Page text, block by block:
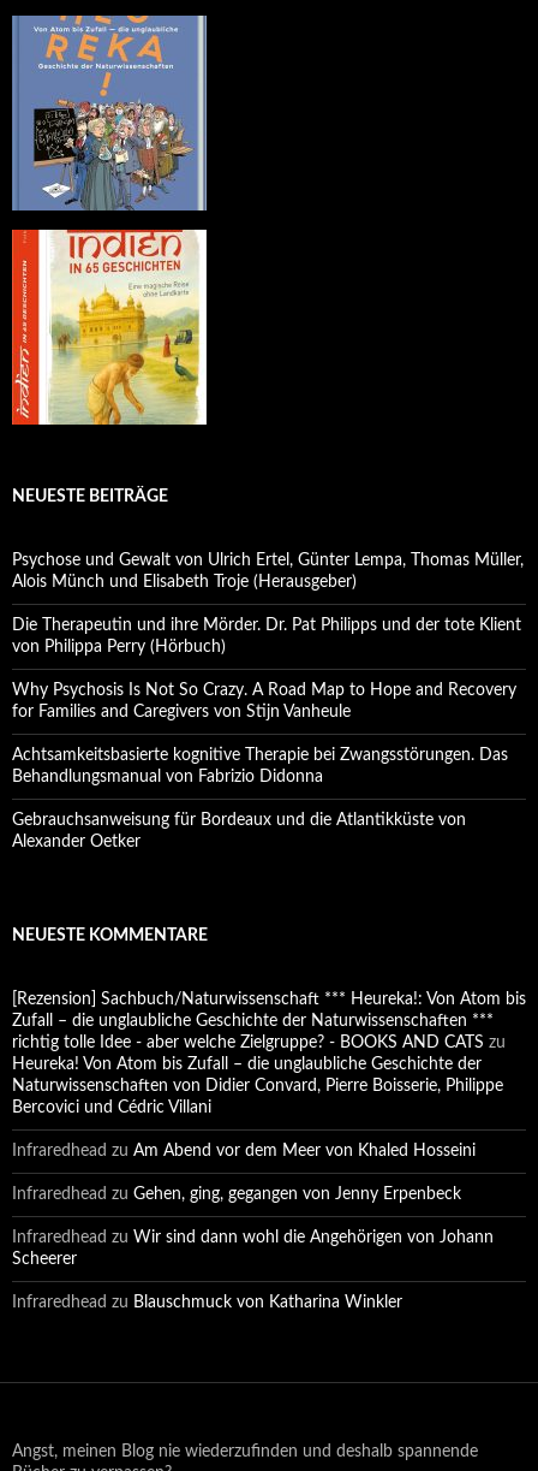
NEUESTE BEITRÄGE
Psychose und Gewalt von Ulrich Ertel, Günter Lempa, Thomas Müller,
Alois Münch und Elisabeth Troje (Herausgeber)
Die Therapeutin und ihre Mörder. Dr. Pat Philipps und der tote Klient
von Philippa Perry (Hörbuch)
Why Psychosis Is Not So Crazy. A Road Map to Hope and Recovery
for Families and Caregivers von Stijn Vanheule
Achtsamkeitsbasierte kognitive Therapie bei Zwangsstörungen. Das
Behandlungsmanual von Fabrizio Didonna
Gebrauchsanweisung für Bordeaux und die Atlantikküste von
Alexander Oetker
NEUESTE KOMMENTARE
[Rezension] Sachbuch/Naturwissenschaft *** Heureka!: Von Atom bis
Zufall – die unglaubliche Geschichte der Naturwissenschaften ***
richtig tolle Idee - aber welche Zielgruppe? - BOOKS AND CATS zu
Heureka! Von Atom bis Zufall – die unglaubliche Geschichte der
Naturwissenschaften von Didier Convard, Pierre Boisserie, Philippe
Bercovici und Cédric Villani
Infraredhead zu Am Abend vor dem Meer von Khaled Hosseini
Infraredhead zu Gehen, ging, gegangen von Jenny Erpenbeck
Infraredhead zu Wir sind dann wohl die Angehörigen von Johann
Scheerer
Infraredhead zu Blauschmuck von Katharina Winkler
Angst, meinen Blog nie wiederzufinden und deshalb spannende